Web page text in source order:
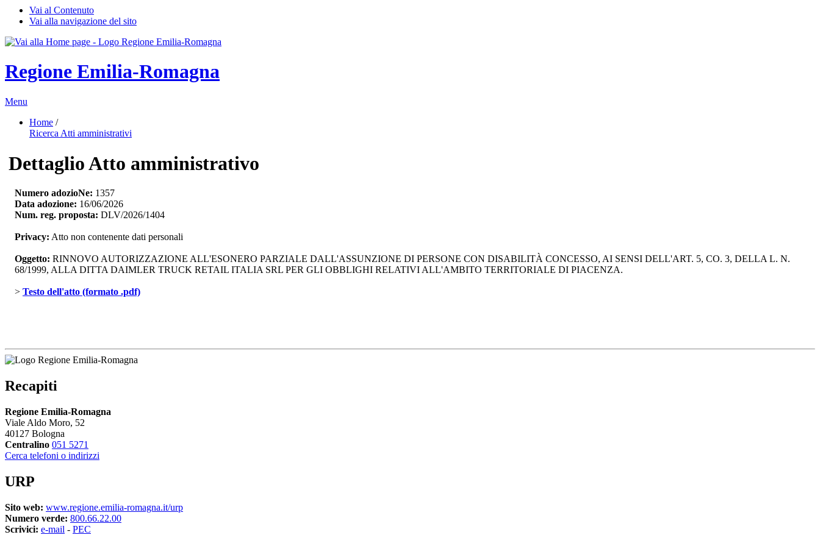
Vai al Contenuto
Vai alla navigazione del sito
Regione Emilia-Romagna
Menu
Home /
Ricerca Atti amministrativi
Dettaglio Atto amministrativo
Numero adozioNe: 1357
Data adozione: 16/06/2026
Num. reg. proposta: DLV/2026/1404
Privacy: Atto non contenente dati personali
Oggetto: RINNOVO AUTORIZZAZIONE ALL'ESONERO PARZIALE DALL'ASSUNZIONE DI PERSONE CON DISABILITÀ CONCESSO, AI SENSI DELL'ART. 5, CO. 3, DELLA L. N.
68/1999, ALLA DITTA DAIMLER TRUCK RETAIL ITALIA SRL PER GLI OBBLIGHI RELATIVI ALL'AMBITO TERRITORIALE DI PIACENZA.
> Testo dell'atto (formato .pdf)
Recapiti
Regione Emilia-Romagna
Viale Aldo Moro, 52
40127 Bologna
Centralino 051 5271
Cerca telefoni o indirizzi
URP
Sito web: www.regione.emilia-romagna.it/urp
Numero verde: 800.66.22.00
Scrivici: e-mail - PEC